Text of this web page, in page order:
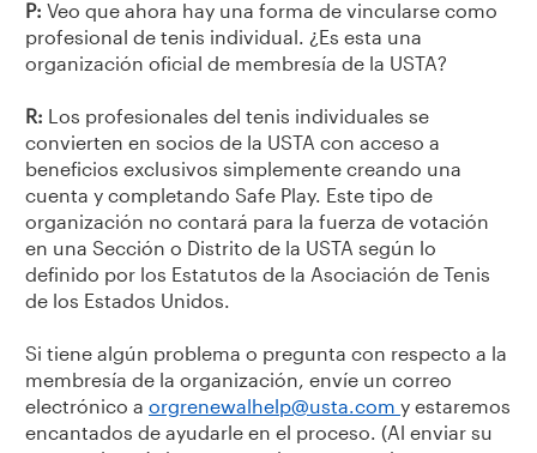
P: Veo que ahora hay una forma de vincularse como
profesional de tenis individual. ¿Es esta una
organización oficial de membresía de la USTA?
R:
Los profesionales del tenis individuales se
convierten en socios de la USTA con acceso a
beneficios exclusivos simplemente creando una
cuenta y completando Safe Play. Este tipo de
organización no contará para la fuerza de votación
en una Sección o Distrito de la USTA según lo
definido por los Estatutos de la Asociación de Tenis
de los Estados Unidos.
Si tiene algún problema o pregunta con respecto a la
membresía de la organización, envíe un correo
electrónico a orgrenewalhelp@usta.com y estaremos
encantados de ayudarle en el proceso. (Al enviar su